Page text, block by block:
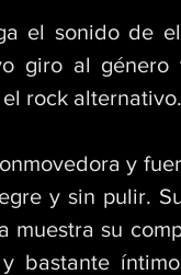
el sonido de
giro al género
rock alternativo.
y
y sin pulir.
su
bastante